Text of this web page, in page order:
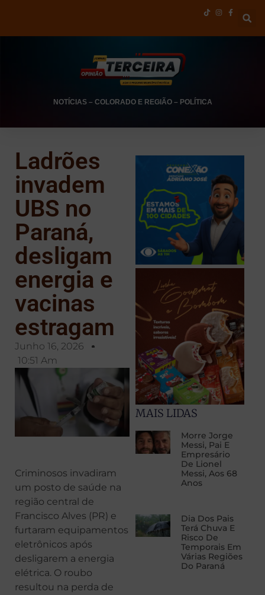
NOTÍCIAS– COLORADO E REGIÃO– POLÍTICA
Ladrões
invadem
UBS no
Paraná,
desligam
energia e
vacinas
estragam
Junho 16, 2026
10:51 Am
Criminosos invadiram
um posto de saúde na
região central de
Francisco Alves (PR) e
furtaram equipamentos
eletrônicos após
desligarem a energia
elétrica. O roubo
resultou na perda de
MAIS LIDAS
Morre Jorge
Messi, Pai E
Empresário
De Lionel
Messi, Aos 68
Anos
Dia Dos Pais
Terá Chuva E
Risco De
Temporais Em
Várias Regiões
Do Paraná